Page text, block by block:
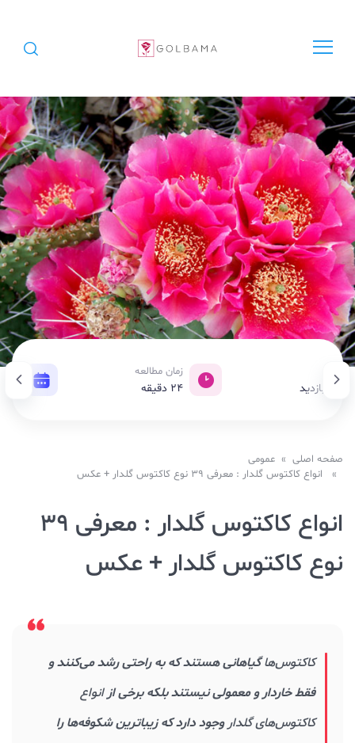
بازدید
زمان مطالعه
24 دقیقه
صفحه اصلی » عمومی
» انواع کاکتوس گلدار : معرفی ۳۹ نوع کاکتوس گلدار + عکس
انواع کاکتوس گلدار : معرفی ۳۹
نوع کاکتوس گلدار + عکس
کاکتوس‌هاگیاهانی هستند که به راحتی رشد می‌کنند و
فقط خاردار و معمولی نیستند بلکه برخی ازانواع
کاکتوس‌های گلداروجود دارد که زیباترین شکوفه‌ها را